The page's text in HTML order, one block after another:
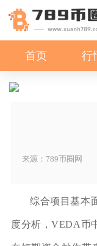
首页 行
来源：789币圈网
综合项目基本
度分析，VEDA币